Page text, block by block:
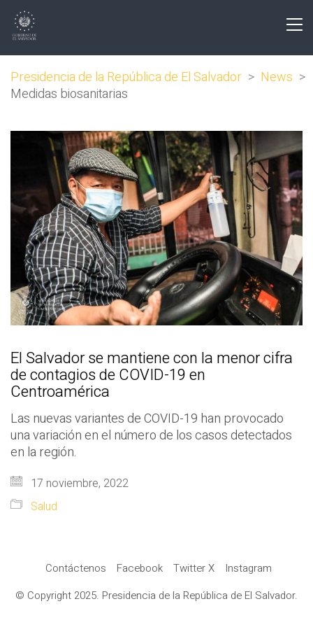
Presidencia de la República de El Salvador > News >
Medidas biosanitarias
El Salvador se mantiene con la menor cifra
de contagios de COVID-19 en
Centroamérica
Las nuevas variantes de COVID-19 han provocado
una variación en el número de los casos detectados
en la región.
17 noviembre, 2022
Salud
Contáctenos Facebook Twitter X
Instagram
© Copyright 2025. Presidencia de la República de El Salvador.